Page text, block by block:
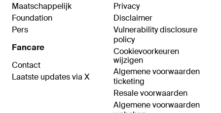
Maatschappelijk
Foundation
Pers
Fancare
Contact
Laatste updates via X
Privacy
Disclaimer
Vulnerability disclosure
policy
Cookievoorkeuren
wijzigen
Algemene voorwaarden
ticketing
Resale voorwaarden
Algemene voorwaarden